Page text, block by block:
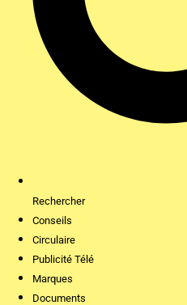
Rechercher
Conseils
Circulaire
Publicité Télé
Marques
Documents